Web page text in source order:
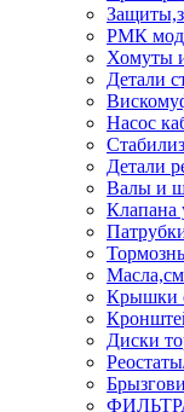
РМК
Хомуты
Детали
Насос
Детали
Валы и
Клапана
Крышки
Диски